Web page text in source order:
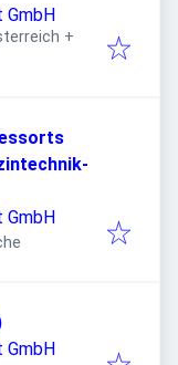
GmbH
+
GmbH
GmbH